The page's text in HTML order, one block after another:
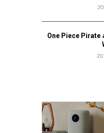
مراجعة لعبة One Piece Pirate